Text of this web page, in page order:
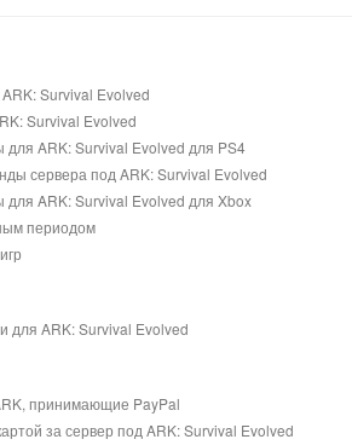
Survival Evolved
Survival Evolved
ARK: Survival Evolved для PS4
сервера под ARK: Survival Evolved
ARK: Survival Evolved для Xbox
периодом
для ARK: Survival Evolved
принимающие PayPal
за сервер под ARK: Survival Evolved